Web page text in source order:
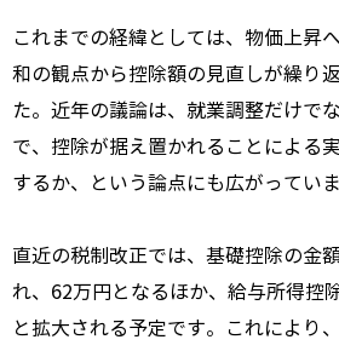
これまでの経緯としては、物価上昇
和の観点から控除額の見直しが繰り
た。近年の議論は、就業調整だけで
で、控除が据え置かれることによる
するか、という論点にも広がっていま
直近の税制改正では、基礎控除の金
れ、62万円となるほか、給与所得控
と拡大される予定です。これにより